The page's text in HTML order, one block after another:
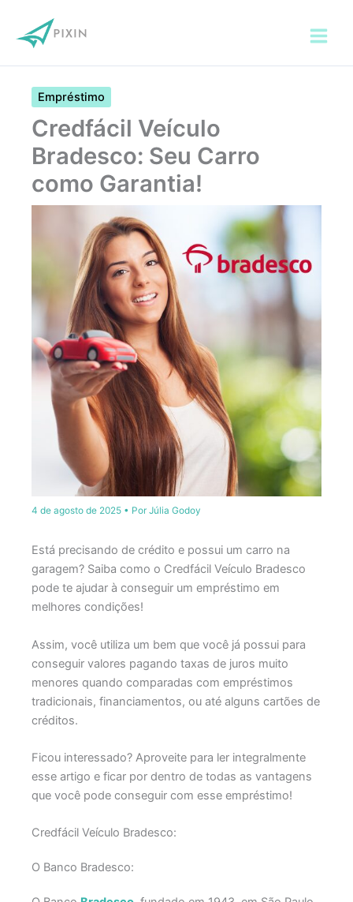
para
Empréstimo
Credfácil Veículo
Bradesco: Seu Carro
como Garantia!
4 de agosto de 2025 • Por Júlia Godoy
Está precisando de crédito e possui um carro na
garagem? Saiba como o Credfácil Veículo Bradesco
pode te ajudar à conseguir um empréstimo em
melhores condições!
Assim, você utiliza um bem que você já possui para
conseguir valores pagando taxas de juros muito
menores quando comparadas com empréstimos
tradicionais, financiamentos, ou até alguns cartões de
créditos.
Ficou interessado? Aproveite para ler integralmente
esse artigo e ficar por dentro de todas as vantagens
que você pode conseguir com esse empréstimo!
Credfácil Veículo Bradesco:
O Banco Bradesco: